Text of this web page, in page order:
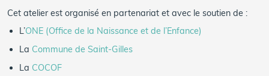
Cet atelier est organisé en partenariat et avec le soutien de :
L’ONE (Office de la Naissance et de l’Enfance)
La Commune de Saint-Gilles
La COCOF